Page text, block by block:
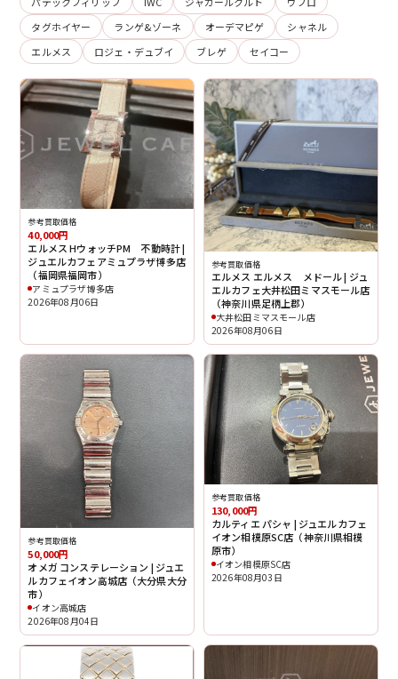
タグホイヤー
ランゲ&ゾーネ オーデマピゲ
シャネル
エルメス
ロジェ・デュブイ ブレゲ セイコー
参考買取価格
40,000円
エルメス HウォッチPM 不動時計 |
ジュエルカフェアミュプラザ博多店
（福岡県福岡市）
アミュプラザ博多店
2026年08月06日
参考買取価格
エルメス エルメス メドール | ジュ
エルカフェ大井松田ミマスモール店
（神奈川県足柄上郡）
大井松田ミマスモール店
2026年08月06日
参考買取価格
50,000円
オメガ コンステレーション | ジュエ
ルカフェイオン高城店（大分県大分
市）
イオン高城店
2026年08月04日
参考買取価格
130,000円
カルティエ パシャ | ジュエルカフェ
イオン相模原SC店（神奈川県相模
原市）
イオン相模原SC店
2026年08月03日